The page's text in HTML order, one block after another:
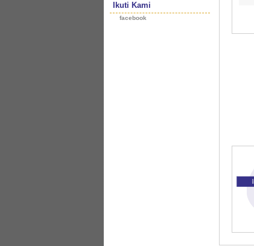
Ikuti Kami
facebook